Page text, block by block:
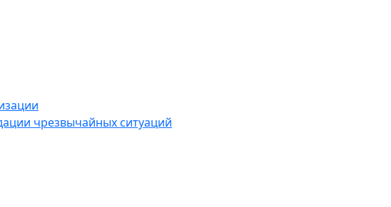
чрезвычайных ситуаций